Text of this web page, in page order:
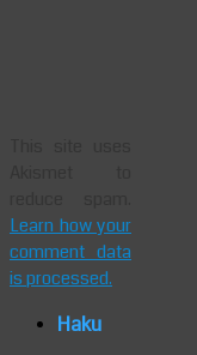
Learn how your
comment data
is processed.
Haku